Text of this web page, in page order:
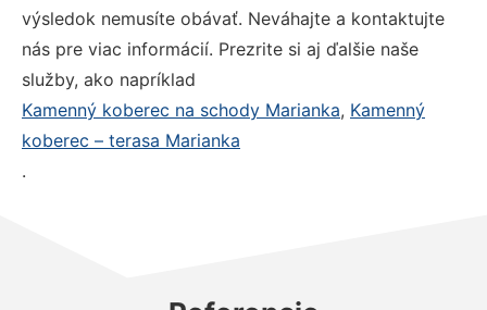
výsledok nemusíte obávať. Neváhajte a kontaktujte
nás pre viac informácií. Prezrite si aj ďalšie naše
služby, ako napríklad
Kamenný koberec na schody Marianka, Kamenný
koberec – terasa Marianka
.